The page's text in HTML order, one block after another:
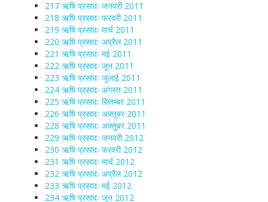
217 ऋषि प्रसादः जनवरी 2011
218 ऋषि प्रसादः फरवरी 2011
219 ऋषि प्रसादः मार्च 2011
220 ऋषि प्रसादः अप्रैल 2011
221 ऋषि प्रसादः मई 2011
222 ऋषि प्रसादः जून 2011
223 ऋषि प्रसादः जुलाई 2011
224 ऋषि प्रसादः अगस्त 2011
225 ऋषि प्रसादः सितम्बर 2011
226 ऋषि प्रसादः अक्तूबर 2011
228 ऋषि प्रसादः अक्तूबर 2011
229 ऋषि प्रसादः जनवरी 2012
230 ऋषि प्रसादः फरवरी 2012
231 ऋषि प्रसादः मार्च 2012
232 ऋषि प्रसादः अप्रैल 2012
233 ऋषि प्रसादः मई 2012
234 ऋषि प्रसादः जून 2012